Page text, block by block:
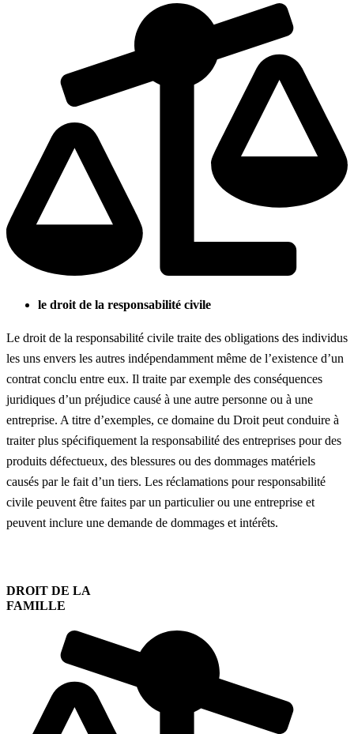
le droit de la responsabilité civile
Le droit de la responsabilité civile traite des obligations des individus
les uns envers les autres indépendamment même de l’existence d’un
contrat conclu entre eux. Il traite par exemple des conséquences
juridiques d’un préjudice causé à une autre personne ou à une
entreprise. A titre d’exemples, ce domaine du Droit peut conduire à
traiter plus spécifiquement la responsabilité des entreprises pour des
produits défectueux, des blessures ou des dommages matériels
causés par le fait d’un tiers. Les réclamations pour responsabilité
civile peuvent être faites par un particulier ou une entreprise et
peuvent inclure une demande de dommages et intérêts.
DROIT DE LA
FAMILLE